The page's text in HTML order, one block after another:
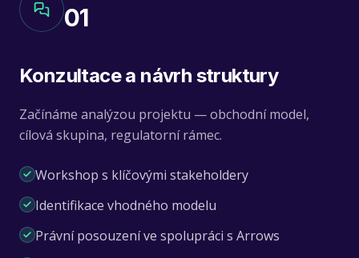
01
Konzultace a návrh struktury
Začínáme analýzou projektu — obchodní model,
cílová skupina, regulatorní rámec.
Workshop s klíčovými stakeholdery
Identifikace vhodného modelu
Právní posouzení ve spolupráci s Arrows